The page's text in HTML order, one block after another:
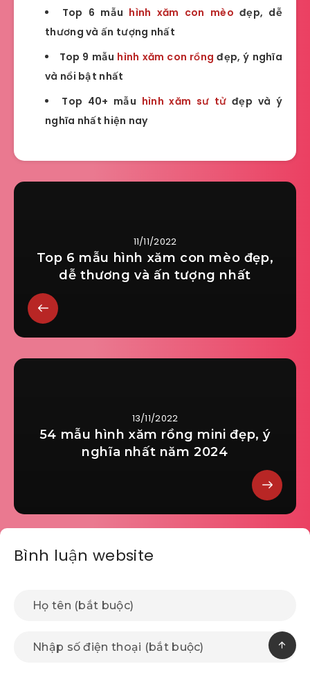
Top 6 mẫu hình xăm con mèo đẹp, dễ
thương và ấn tượng nhất
Top 9 mẫu hình xăm con rồng đẹp, ý nghĩa
và nổi bật nhất
Top 40+ mẫu hình xăm sư tử đẹp và ý
nghĩa nhất hiện nay
11/11/2022
Top 6 mẫu hình xăm con mèo đẹp,
dễ thương và ấn tượng nhất
13/11/2022
54 mẫu hình xăm rồng mini đẹp, ý
nghĩa nhất năm 2024
Bình luận website